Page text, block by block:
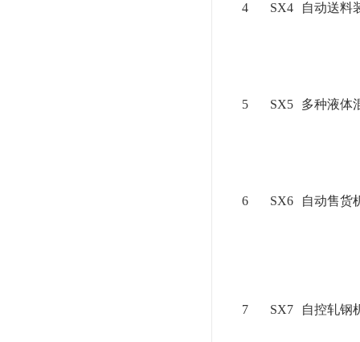
4 SX4 自动送料
5 SX5 多种液体
6 SX6 自动售货
7 SX7 自控轧钢